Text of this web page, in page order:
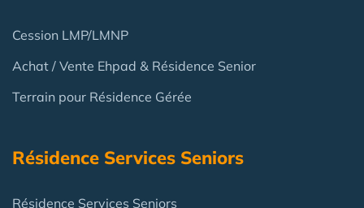
Cession LMP/LMNP
Achat / Vente Ehpad & Résidence Senior
Terrain pour Résidence Gérée
Résidence Services Seniors
Résidence Services Seniors